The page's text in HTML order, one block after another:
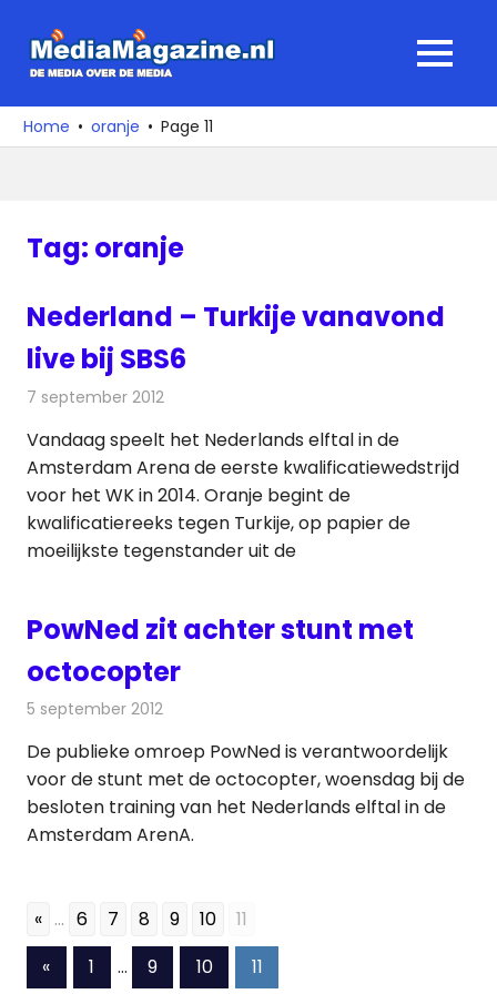
naar
media
over
MENU
Home oranje Page 11
Tag: oranje
Nederland – Turkije vanavond
live bij SBS6
7 september 2012
Vandaag speelt het Nederlands elftal in de
Amsterdam Arena de eerste kwalificatiewedstrijd
voor het WK in 2014. Oranje begint de
kwalificatiereeks tegen Turkije, op papier de
moeilijkste tegenstander uit de
PowNed zit achter stunt met
octocopter
5 september 2012
De publieke omroep PowNed is verantwoordelijk
voor de stunt met de octocopter, woensdag bij de
besloten training van het Nederlands elftal in de
Amsterdam ArenA.
« ... 6 7 8 9 10 11
Berichten
«Vorige1 … 9 10 11